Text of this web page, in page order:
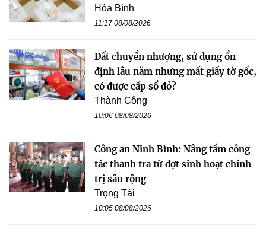
Hòa Bình
11:17 08/08/2026
Đất chuyển nhượng, sử dụng ổn
định lâu năm nhưng mất giấy tờ gốc,
có được cấp sổ đỏ?
Thành Công
10:06 08/08/2026
Công an Ninh Bình: Nâng tầm công
tác thanh tra từ đợt sinh hoạt chính
trị sâu rộng
Trọng Tài
10:05 08/08/2026